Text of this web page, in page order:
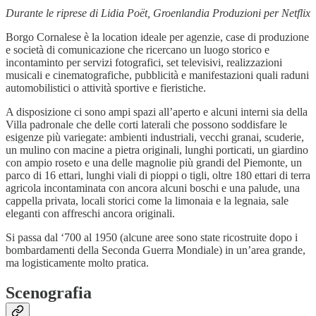
Durante le riprese di Lidia Poët, Groenlandia Produzioni per Netflix
Borgo Cornalese è la location ideale per agenzie, case di produzione
e società di comunicazione che ricercano un luogo storico e
incontaminto per servizi fotografici, set televisivi, realizzazioni
musicali e cinematografiche, pubblicità e manifestazioni quali raduni
automobilistici o attività sportive e fieristiche.
A disposizione ci sono ampi spazi all’aperto e alcuni interni sia della
Villa padronale che delle corti laterali che possono soddisfare le
esigenze più variegate: ambienti industriali, vecchi granai, scuderie,
un mulino con macine a pietra originali, lunghi porticati, un giardino
con ampio roseto e una delle magnolie più grandi del Piemonte, un
parco di 16 ettari, lunghi viali di pioppi o tigli, oltre 180 ettari di terra
agricola incontaminata con ancora alcuni boschi e una palude, una
cappella privata, locali storici come la limonaia e la legnaia, sale
eleganti con affreschi ancora originali.
Si passa dal ‘700 al 1950 (alcune aree sono state ricostruite dopo i
bombardamenti della Seconda Guerra Mondiale) in un’area grande,
ma logisticamente molto pratica.
Scenografia